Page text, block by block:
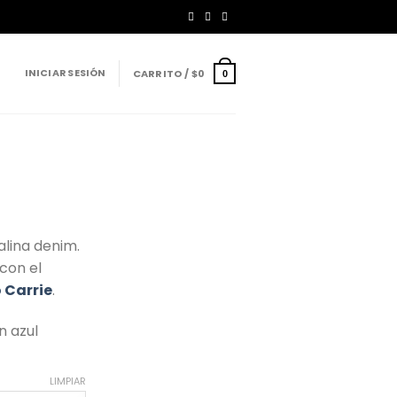
INICIAR SESIÓN CARRITO /$0 0
denim.
el
Carrie.
azul
LIMPIAR